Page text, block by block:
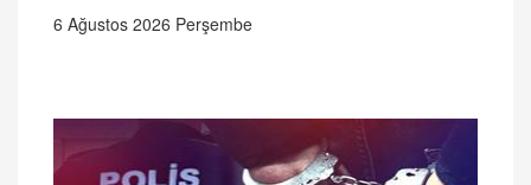
6 Ağustos 2026 Perşembe